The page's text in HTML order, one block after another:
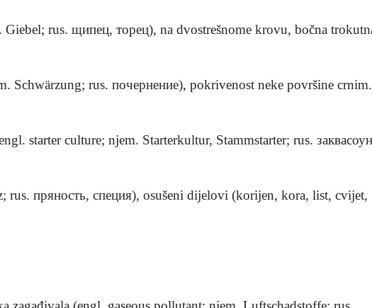
Giebel; rus. щипец, торец), na dvostrešnome krovu, bočna
Schwärzung; rus. почернение), pokrivenost neke površine
starter culture; njem. Starterkultur, Stammstarter; rus.
rus. пряность, специя), osušeni dijelovi (korijen, kora, list, cvijet,